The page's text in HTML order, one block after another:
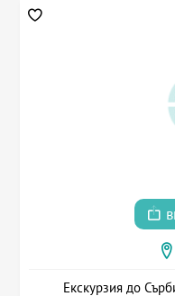
Екскурзия до